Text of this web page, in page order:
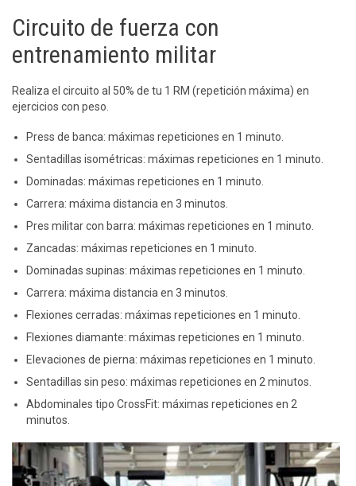
Circuito de fuerza con
entrenamiento militar
Realiza el circuito al 50% de tu 1 RM (repetición máxima) en
ejercicios con peso.
Press de banca: máximas repeticiones en 1 minuto.
Sentadillas isométricas: máximas repeticiones en 1 minuto.
Dominadas: máximas repeticiones en 1 minuto.
Carrera: máxima distancia en 3 minutos.
Pres militar con barra: máximas repeticiones en 1 minuto.
Zancadas: máximas repeticiones en 1 minuto.
Dominadas supinas: máximas repeticiones en 1 minuto.
Carrera: máxima distancia en 3 minutos.
Flexiones cerradas: máximas repeticiones en 1 minuto.
Flexiones diamante: máximas repeticiones en 1 minuto.
Elevaciones de pierna: máximas repeticiones en 1 minuto.
Sentadillas sin peso: máximas repeticiones en 2 minutos.
Abdominales tipo CrossFit: máximas repeticiones en 2
minutos.